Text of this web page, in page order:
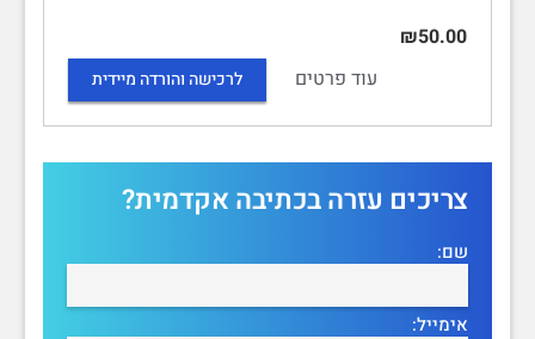
₪50.00
עוד פרטים
לרכישה והורדה מיידית
צריכים עזרה בכתיבה אקדמית?
שם:
אימייל: